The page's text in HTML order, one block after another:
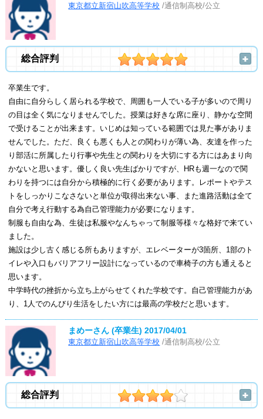
東京都立新宿山吹高等学校 /通信制高校/公立
総合評判
卒業生です。
自由に自分らしく居られる学校で、周囲も一人でいる子が多いので周り
の目は全く気になりませんでした。授業は好きな席に座り、静かな空間
で受けることが出来ます。いじめは知っている範囲では見た事がありま
せんでした。ただ、良くも悪くも人との関わりが薄い為、友達を作った
り部活に所属したり行事や先生との関わりを大切にする方にはあまり向
かないと思います。優しく良い先生ばかりですが、HRも週一なので関
わりを持つには自分から積極的に行く必要があります。レポートやテス
トをしっかりこなさないと単位が取得出来ない事、また進路活動は全て
自分で考え行動する為自己管理能力が必要になります。
制服も自由な為、生徒は私服やなんちゃって制服等様々な格好で来てい
ました。
施設は少し古く感じる所もありますが、エレベーターが3箇所、1部のト
イレや入口もバリアフリー設計になっているので車椅子の方も通えると
思います。
中学時代の挫折から立ち上がらせてくれた学校です。自己管理能力があ
り、1人でのんびり生活をしたい方には最高の学校だと思います。
まめーさん (卒業生)2017/04/01
東京都立新宿山吹高等学校 /通信制高校/公立
総合評判